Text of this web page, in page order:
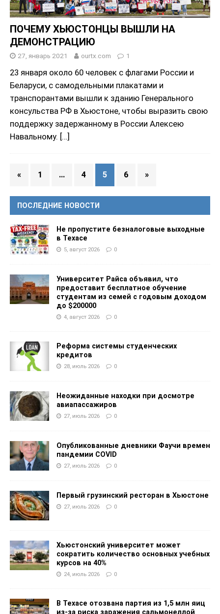
ПОЧЕМУ ХЬЮСТОНЦЫ ВЫШЛИ НА
ДЕМОНСТРАЦИЮ
27, январь 2021 ourtx.com 1
23 января около 60 человек с флагами России и
Беларуси, с самодельными плакатами и
транспорантами вышли к зданию Генерального
консульства РФ в Хьюстоне, чтобы выразить свою
поддержку задержанному в России Алексею
Навальному. […]
« 1 … 4 5 6 »
ПОСЛЕДНИЕ НОВОСТИ
Не пропустите безналоговые выходные
в Техасе
5, август 2026 0
Университет Райса объявил, что
предоставит бесплатное обучение
студентам из семей с годовым доходом
до $200000
4, август 2026 0
Реформа системы студенческих
кредитов
28, июль 2026 0
Неожиданные находки при досмотре
авиапассажиров
27, июль 2026 0
Опубликованные дневники Фаучи времен
пандемии COVID
27, июль 2026 0
Первый грузинский ресторан в Хьюстоне
27, июль 2026 0
Хьюстонский университет может
сократить количество основных учебных
курсов на 40%
24, июль 2026 0
В Техасе отозвана партия из 1,5 млн яиц
из-за риска заражения сальмонеллой